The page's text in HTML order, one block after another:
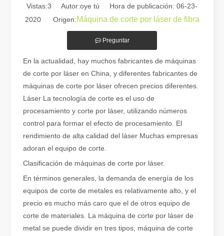
Guía 2026: Cómo las máquinas cortadoras de tubos por láser
¿Qué es el corte por láser de tubos?
El corte por láser de tubos es una tecnología clave en la
Vistas:3 Autor:oye tú Hora de publicación: 06-23-
2020 Origen:Máquina de corte por láser de fibra
Preguntar
En la actualidad, hay muchos fabricantes de máquinas
de corte por láser en China, y diferentes fabricantes de
máquinas de corte por láser ofrecen precios diferentes.
Láser La tecnología de corte es el uso de
procesamiento y corte por láser, utilizando números
control para formar el efecto de procesamiento. El
rendimiento de alta calidad del láser Muchas empresas
adoran el equipo de corte.
Clasificación de máquinas de corte por láser.
En términos generales, la demanda de energía de los
equipos de corte de metales es relativamente alto, y el
precio es mucho más caro que el de otros equipo de
corte de materiales. La máquina de corte por láser de
metal se puede dividir en tres tipos, máquina de corte